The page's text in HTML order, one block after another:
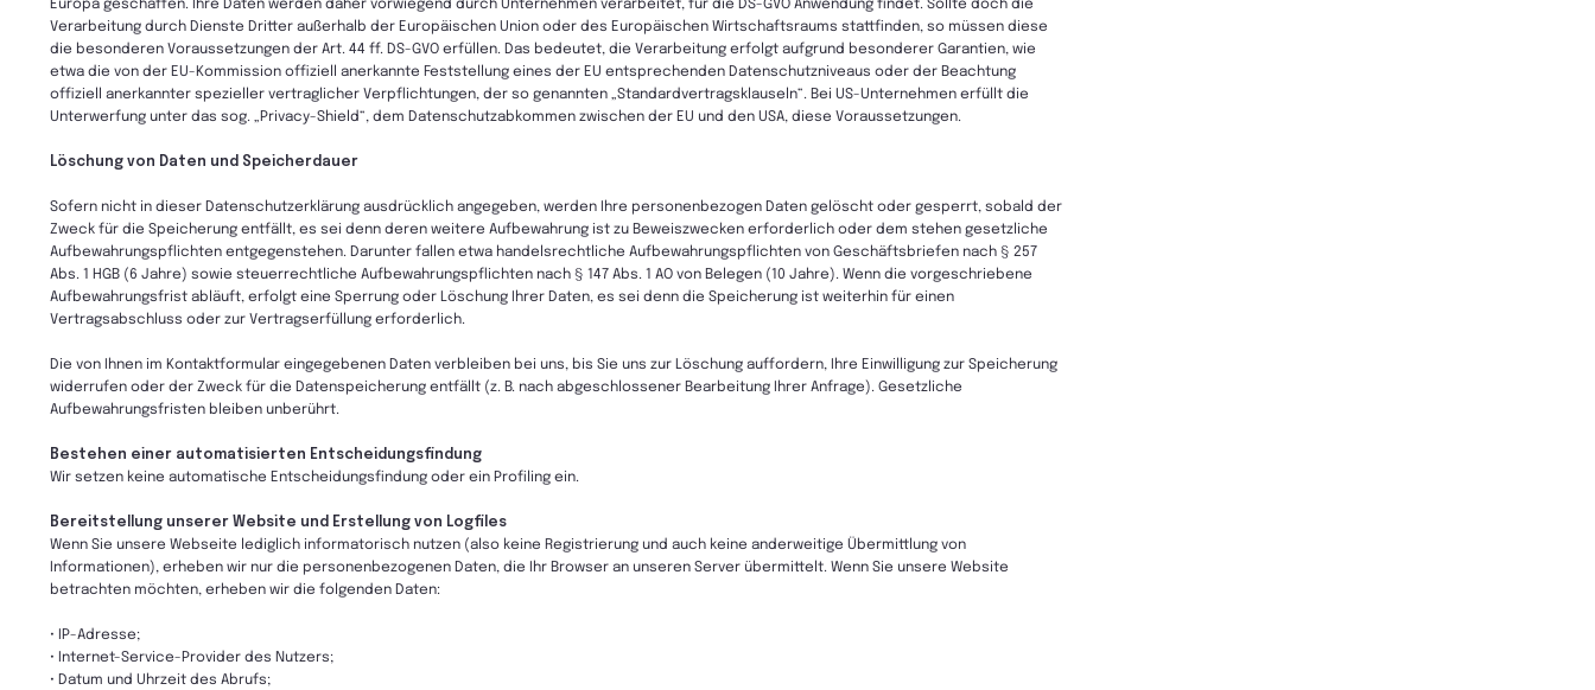
Europa geschaffen. Ihre Daten werden daher vorwiegend durch Unternehmen verarbeitet, für die DS-GVO Anwendung findet. Sollte doch die
Verarbeitung durch Dienste Dritter außerhalb der Europäischen Union oder des Europäischen Wirtschaftsraums stattfinden, so müssen diese
die besonderen Voraussetzungen der Art. 44 ff. DS-GVO erfüllen. Das bedeutet, die Verarbeitung erfolgt aufgrund besonderer Garantien, wie
etwa die von der EU-Kommission offiziell anerkannte Feststellung eines der EU entsprechenden Datenschutzniveaus oder der Beachtung
offiziell anerkannter spezieller vertraglicher Verpflichtungen, der so genannten „Standardvertragsklauseln“. Bei US-Unternehmen erfüllt die
Unterwerfung unter das sog. „Privacy-Shield“, dem Datenschutzabkommen zwischen der EU und den USA, diese Voraussetzungen.
Löschung von Daten und Speicherdauer
Sofern nicht in dieser Datenschutzerklärung ausdrücklich angegeben, werden Ihre personenbezogen Daten gelöscht oder gesperrt, sobald der
Zweck für die Speicherung entfällt, es sei denn deren weitere Aufbewahrung ist zu Beweiszwecken erforderlich oder dem stehen gesetzliche
Aufbewahrungspflichten entgegenstehen. Darunter fallen etwa handelsrechtliche Aufbewahrungspflichten von Geschäftsbriefen nach § 257
Abs. 1 HGB (6 Jahre) sowie steuerrechtliche Aufbewahrungspflichten nach § 147 Abs. 1 AO von Belegen (10 Jahre). Wenn die vorgeschriebene
Aufbewahrungsfrist abläuft, erfolgt eine Sperrung oder Löschung Ihrer Daten, es sei denn die Speicherung ist weiterhin für einen
Vertragsabschluss oder zur Vertragserfüllung erforderlich.
Die von Ihnen im Kontaktformular eingegebenen Daten verbleiben bei uns, bis Sie uns zur Löschung auffordern, Ihre Einwilligung zur Speicherung
widerrufen oder der Zweck für die Datenspeicherung entfällt (z. B. nach abgeschlossener Bearbeitung Ihrer Anfrage). Gesetzliche
Aufbewahrungsfristen bleiben unberührt.
Bestehen einer automatisierten Entscheidungsfindung
Wir setzen keine automatische Entscheidungsfindung oder ein Profiling ein.
Bereitstellung unserer Website und Erstellung von Logfiles
Wenn Sie unsere Webseite lediglich informatorisch nutzen (also keine Registrierung und auch keine anderweitige Übermittlung von
Informationen), erheben wir nur die personenbezogenen Daten, die Ihr Browser an unseren Server übermittelt. Wenn Sie unsere Website
betrachten möchten, erheben wir die folgenden Daten:
• IP-Adresse;
• Internet-Service-Provider des Nutzers;
• Datum und Uhrzeit des Abrufs;